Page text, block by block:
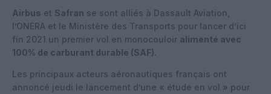
Airbus et Safran se sont alliés à Dassault Aviation,
l’ONERA et le Ministère des Transports pour lancer d’ici
fin 2021 un premier vol en monocouloir alimenté avec
100% de carburant durable (SAF).
Les principaux acteurs aéronautiques français ont
annoncé jeudi le lancement d’une « étude en vol » pour